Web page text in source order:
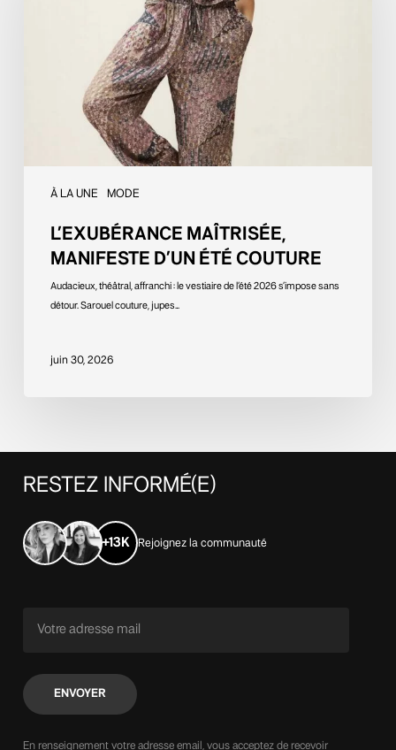
À LA UNE MODE
L’EXUBÉRANCE MAÎTRISÉE,
MANIFESTE D’UN ÉTÉ COUTURE
Audacieux, théâtral, affranchi : le vestiaire de l’été 2026 s’impose sans
détour. Sarouel couture, jupes…
juin 30, 2026
RESTEZ INFORMÉ(E)
+13K Rejoignez la communauté
En renseignement votre adresse email, vous acceptez de recevoir